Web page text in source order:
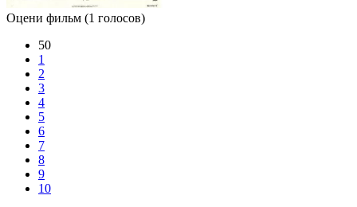
Оцени фильм (1 голосов)
50
1
2
3
4
5
6
7
8
9
10